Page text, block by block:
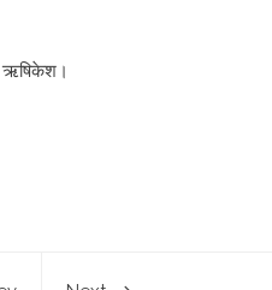
ऋषिकेश।